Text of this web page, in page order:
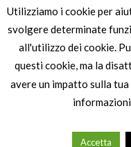
Art shop nato da
Gestito
Partita IVA
Utilizziamo i cookie per
svolgere determinate
all'utilizzo dei cookie.
questi cookie, ma la
avere un impatto sulla
Accetta